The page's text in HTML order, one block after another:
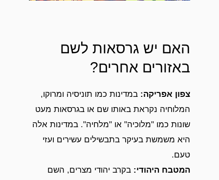
האם יש גרסאות לשם
באזורים אחרים?
צפון אפריקה: במדינות כמו תוניסיה ומרוקו,
המלוחיה נקראת באותו שם או בגרסאות מעט
שונות כמו "מלוכיה" או "מלחיה". במדינות אלה
היא משמשת בעיקר בתבשילים עשירים ועזי
טעם.
המטבח היהודי: בקרב יהודי מצרים, השם